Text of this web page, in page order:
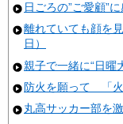
日ごろの”ご愛顧”
離れていても顔を
日）
親子で一緒に“日曜
防火を願って 「火
丸高サッカー部を